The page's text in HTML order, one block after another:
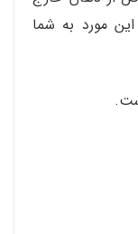
مورد به شما